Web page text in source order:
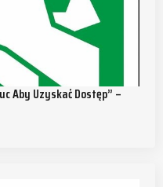
Aby Uzyskać Dostęp” –